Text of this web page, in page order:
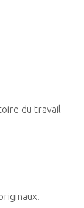
du travail